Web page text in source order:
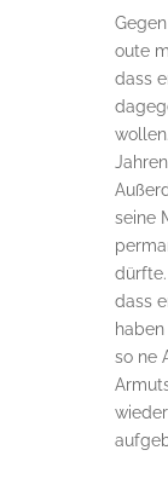
oute
dass
seine
dass
haben
so ne